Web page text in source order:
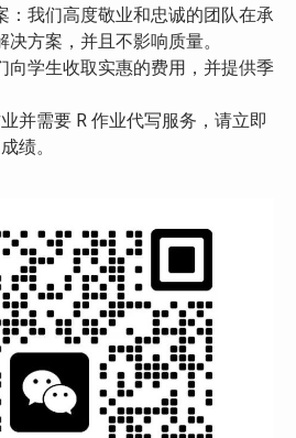
：我们高度敬业和忠诚的团队在承
方案，并且不影响质量。
向学生收取实惠的费用，并提供季
并需要 R 作业代写服务，请立即
绩。